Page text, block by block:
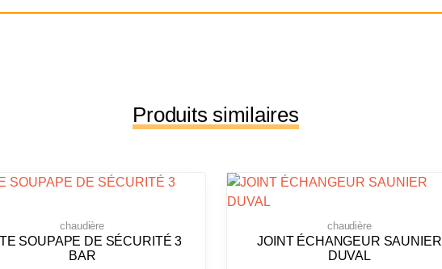
Produits similaires
chaudière
SOUPAPE DE SÉCURITÉ 3
BAR
chaudière
JOINT ÉCHANGEUR SAUNIER
DUVAL